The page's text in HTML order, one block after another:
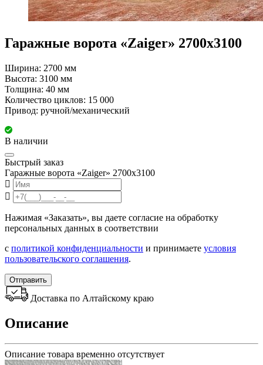
Гаражные ворота «Zaiger» 2700x3100
Ширина: 2700 мм
Высота: 3100 мм
Толщина: 40 мм
Количество циклов: 15 000
Привод: ручной/механический
В наличии
Быстрый заказ
Гаражные ворота «Zaiger» 2700x3100
Нажимая «Заказать», вы даете согласие на обработку
персональных данных в соответствии
с политикой конфиденциальности и принимаете условия
пользовательского соглашения.
Отправить
Доставка по Алтайскому краю
Описание
Описание товара временно отсутствует